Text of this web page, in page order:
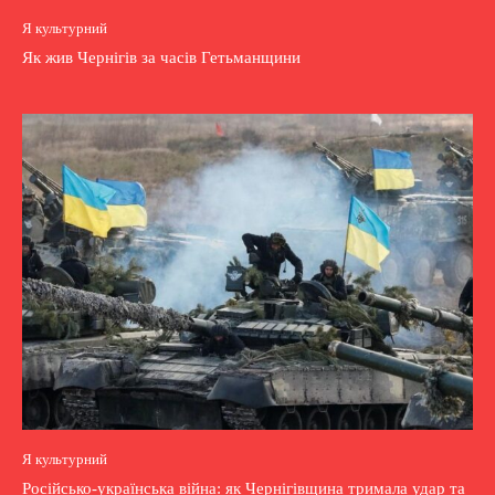
Я культурний
Як жив Чернігів за часів Гетьманщини
Я культурний
Російсько-українська війна: як Чернігівщина тримала удар та